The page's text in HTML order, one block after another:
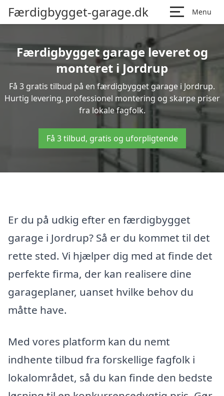
Færdigbygget-garage.dk Menu
Færdigbygget garage leveret og
monteret i Jordrup
Få 3 gratis tilbud på en færdigbygget garage i Jordrup.
Hurtig levering, professionel montering og skarpe priser
fra lokale fagfolk.
Få 3 tilbud, gratis og uforpligtende
Er du på udkig efter en færdigbygget
garage i Jordrup? Så er du kommet til det
rette sted. Vi hjælper dig med at finde det
perfekte firma, der kan realisere dine
garageplaner, uanset hvilke behov du
måtte have.
Med vores platform kan du nemt
indhente tilbud fra forskellige fagfolk i
lokalområdet, så du kan finde den bedste